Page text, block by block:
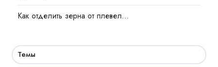
Как отделить зерна от плевел…
Темы